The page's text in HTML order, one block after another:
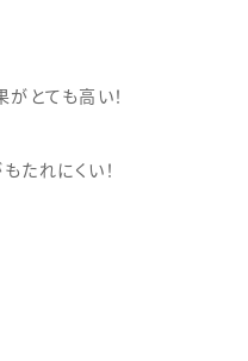
とても高い！
たれにくい！